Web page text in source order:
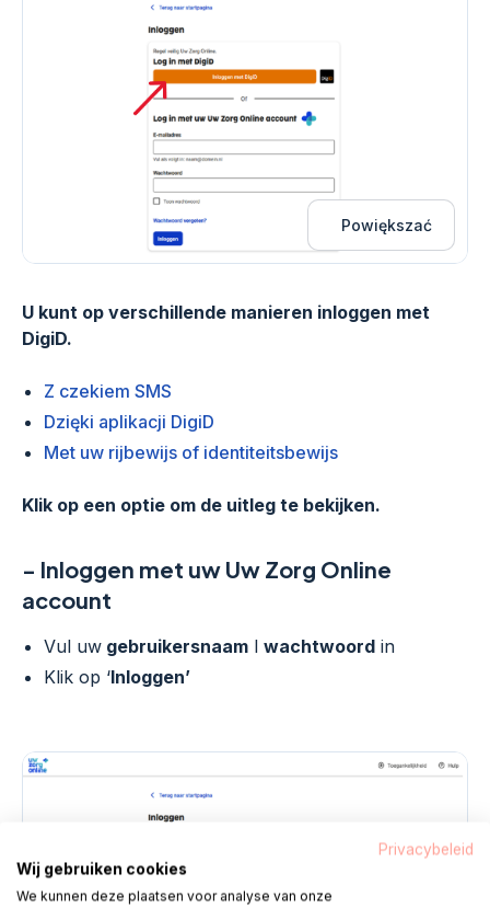
Powiększać
U kunt op verschillende manieren inloggen met
DigiD.
Z czekiem SMS
Dzięki aplikacji DigiD
Met uw rijbewijs of identiteitsbewijs
Klik op een optie om de uitleg te bekijken.
- Inloggen met uw Uw Zorg Online
account
Vul uw gebruikersnaam I wachtwoord in
Klik op ‘Inloggen’
Privacybeleid
Wij gebruiken cookies
We kunnen deze plaatsen voor analyse van onze